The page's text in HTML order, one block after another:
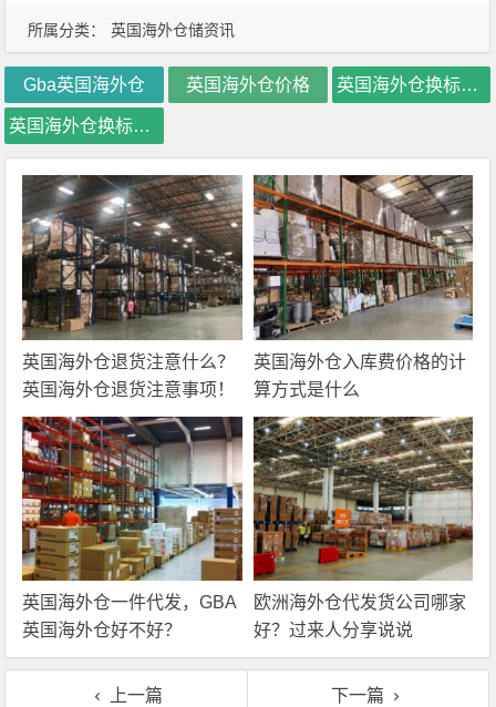
所属分类： 英国海外仓储资讯
Gba英国海外仓 英国海外仓价格 英国海外仓换标价格
英国海外仓换标费用
英国海外仓退货注意什么？
英国海外仓退货注意事项！
英国海外仓入库费价格的计
算方式是什么
英国海外仓一件代发，GBA
英国海外仓好不好？
欧洲海外仓代发货公司哪家
好？过来人分享说说
上一篇
下一篇